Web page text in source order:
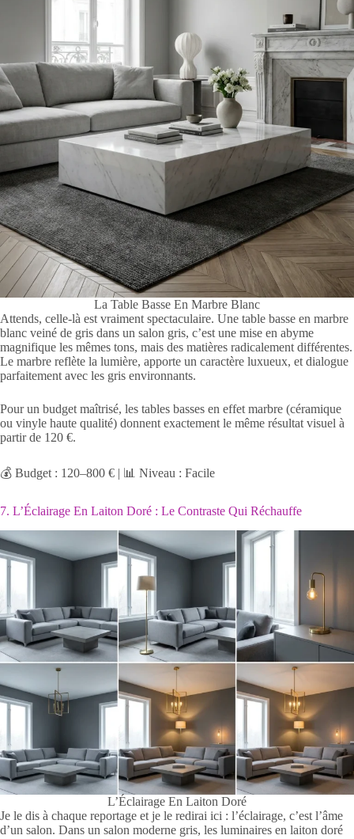
La Table Basse En Marbre Blanc
Attends, celle-là est vraiment spectaculaire. Une table basse en marbre
blanc veiné de gris dans un salon gris, c’est une mise en abyme
magnifique les mêmes tons, mais des matières radicalement différentes.
Le marbre reflète la lumière, apporte un caractère luxueux, et dialogue
parfaitement avec les gris environnants.
Pour un budget maîtrisé, les tables basses en effet marbre (céramique
ou vinyle haute qualité) donnent exactement le même résultat visuel à
partir de 120 €.
💰 Budget : 120–800 € | 📊 Niveau : Facile
7. L’Éclairage En Laiton Doré : Le Contraste Qui Réchauffe
L’Éclairage En Laiton Doré
Je le dis à chaque reportage et je le redirai ici : l’éclairage, c’est l’âme
d’un salon. Dans un salon moderne gris, les luminaires en laiton doré